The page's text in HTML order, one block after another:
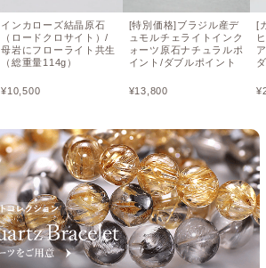
インカローズ結晶原石
（ロードクロサイト）/
母岩にフローライト共生
（総重量114g）
¥10,500
[特別価格]ブラジル産デ
ュモルチェライトインク
ォーツ原石ナチュラルポ
イント/ダブルポイント
¥13,800
[
¥